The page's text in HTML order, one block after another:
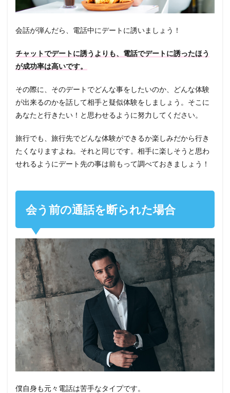
会話が弾んだら、電話中にデートに誘いましょう！
チャットでデートに誘うよりも、電話でデートに誘ったほう
が成功率は高いです。
その際に、そのデートでどんな事をしたいのか、どんな体験
が出来るのかを話して相手と疑似体験をしましょう。そこに
あなたと行きたい！と思わせるように努力してください。
旅行でも、旅行先でどんな体験ができるか楽しみだから行き
たくなりますよね。それと同じです。相手に楽しそうと思わ
せれるようにデート先の事は前もって調べておきましょう！
会う前の通話を断られた場合
僕自身も元々電話は苦手なタイプです。